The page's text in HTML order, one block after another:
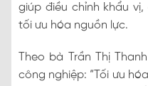
giúp điều chỉnh khẩu
tối ưu hóa nguồn lực.
Theo bà Trần Thị
công nghiệp: “Tối ưu